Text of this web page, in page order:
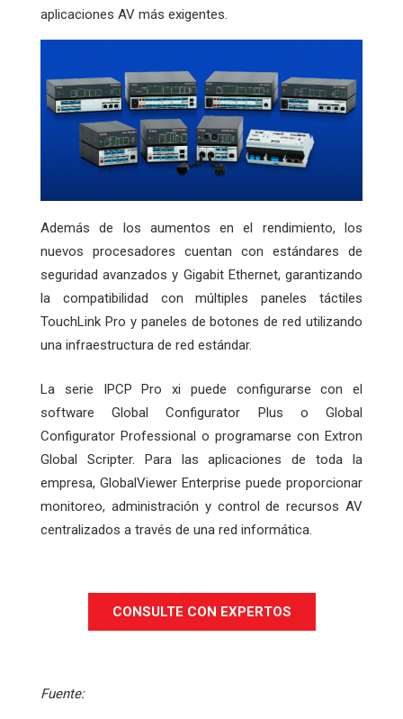
aplicaciones AV más exigentes.
Además de los aumentos en el rendimiento, los
nuevos procesadores cuentan con estándares de
seguridad avanzados y Gigabit Ethernet, garantizando
la compatibilidad con múltiples paneles táctiles
TouchLink Pro y paneles de botones de red utilizando
una infraestructura de red estándar.
La serie IPCP Pro xi puede configurarse con el
software Global Configurator Plus o Global
Configurator Professional o programarse con Extron
Global Scripter. Para las aplicaciones de toda la
empresa, GlobalViewer Enterprise puede proporcionar
monitoreo, administración y control de recursos AV
centralizados a través de una red informática.
CONSULTE CON EXPERTOS
Fuente: